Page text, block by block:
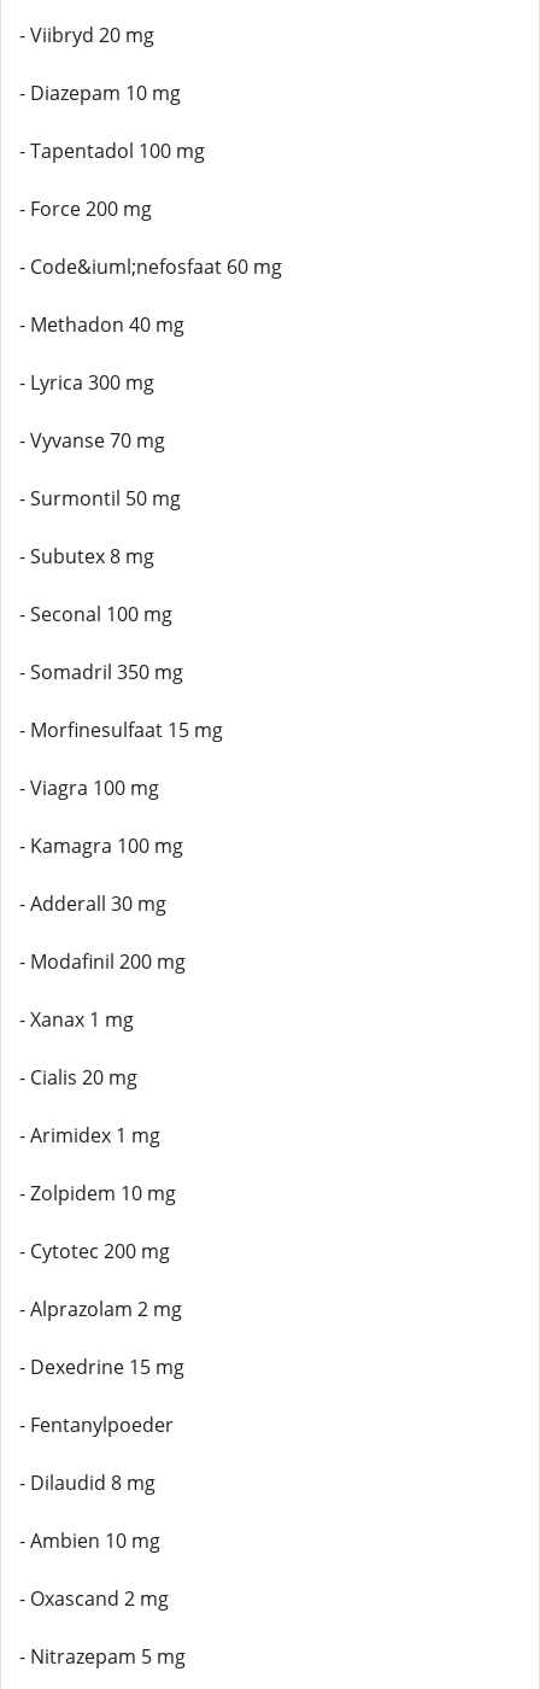
- Viibryd 20 mg
- Diazepam 10 mg
- Tapentadol 100 mg
- Force 200 mg
- Code&iuml;nefosfaat 60 mg
- Methadon 40 mg
- Lyrica 300 mg
- Vyvanse 70 mg
- Surmontil 50 mg
- Subutex 8 mg
- Seconal 100 mg
- Somadril 350 mg
- Morfinesulfaat 15 mg
- Viagra 100 mg
- Kamagra 100 mg
- Adderall 30 mg
- Modafinil 200 mg
- Xanax 1 mg
- Cialis 20 mg
- Arimidex 1 mg
- Zolpidem 10 mg
- Cytotec 200 mg
- Alprazolam 2 mg
- Dexedrine 15 mg
- Fentanylpoeder
- Dilaudid 8 mg
- Ambien 10 mg
- Oxascand 2 mg
- Nitrazepam 5 mg